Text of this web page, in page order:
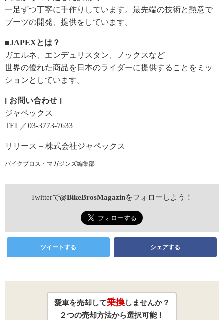
一足ずつ丁寧に手作りしています。最先端の技術と熱意で
ブーツの開発、提供をしています。
■JAPEXとは？
ガエルネ、エンデュリスタン、ノックスなど
世界の優れた商品を日本のライダーに提供することをミッ
ションとしています。
[ お問い合わせ ]
ジャペックス
TEL／03-3773-7633
リリース = 株式会社ジャペックス
バイクブロス・マガジンズ編集部
Twitterで@BikeBrosMagazinをフォローしよう！
ツイートする シェアする
愛車を売却して乗換しませんか？
２つの売却方法から選択可能！